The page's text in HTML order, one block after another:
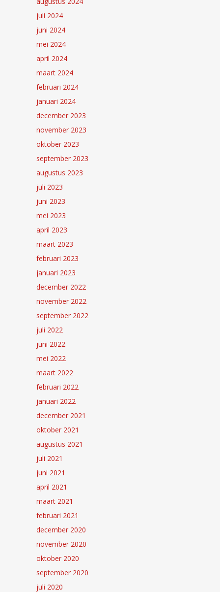
juli 2024
juni 2024
mei 2024
april 2024
maart 2024
februari 2024
januari 2024
december 2023
november 2023
oktober 2023
september 2023
augustus 2023
juli 2023
juni 2023
mei 2023
april 2023
maart 2023
februari 2023
januari 2023
december 2022
november 2022
september 2022
juli 2022
juni 2022
mei 2022
maart 2022
februari 2022
januari 2022
december 2021
oktober 2021
augustus 2021
juli 2021
juni 2021
april 2021
maart 2021
februari 2021
december 2020
november 2020
oktober 2020
september 2020
juli 2020